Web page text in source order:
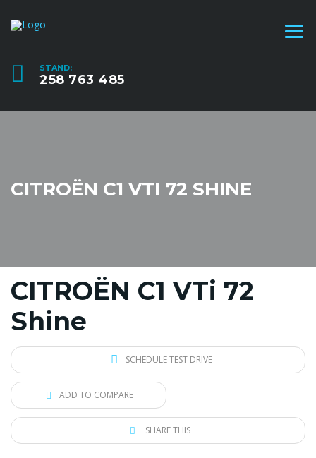
STAND:
258 763 485
CITROËN C1 VTI 72 SHINE
CITROËN C1 VTi 72
Shine
SCHEDULE TEST DRIVE
ADD TO COMPARE
SHARE THIS